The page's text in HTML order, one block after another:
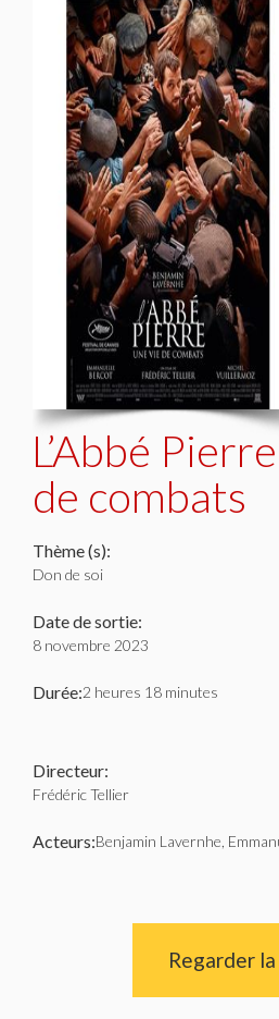
L’Abbé
de combats
Thème (s):
Don de soi
Date de sortie:
8 novembre 2023
Durée:2 heures 18 minutes
Directeur:
Frédéric Tellier
Acteurs:Benjamin Lavernhe,
Regarder